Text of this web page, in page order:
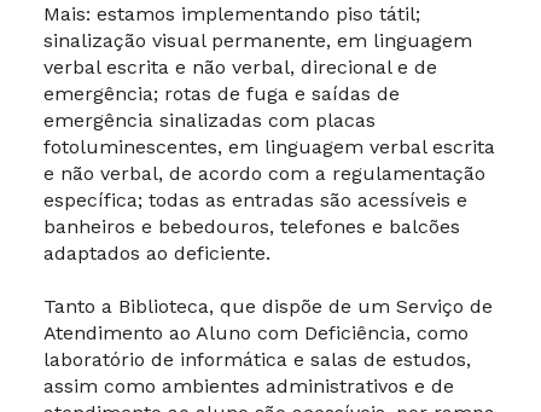
Mais: estamos implementando piso tátil;
sinalização visual permanente, em linguagem
verbal escrita e não verbal, direcional e de
emergência; rotas de fuga e saídas de
emergência sinalizadas com placas
fotoluminescentes, em linguagem verbal escrita
e não verbal, de acordo com a regulamentação
específica; todas as entradas são acessíveis e
banheiros e bebedouros, telefones e balcões
adaptados ao deficiente.
Tanto a Biblioteca, que dispõe de um Serviço de
Atendimento ao Aluno com Deficiência, como
laboratório de informática e salas de estudos,
assim como ambientes administrativos e de